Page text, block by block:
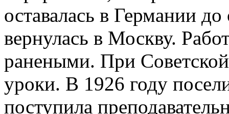
оставалась в Германии
вернулась в Москву.
ранеными. При Советской
уроки. В 1926 году
поступила